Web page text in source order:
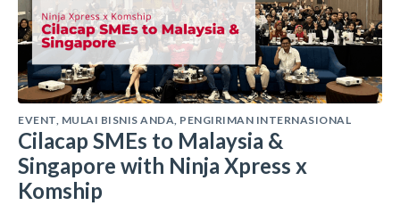
EVENT, MULAI BISNIS ANDA, PENGIRIMAN INTERNASIONAL
Cilacap SMEs to Malaysia &
Singapore with Ninja Xpress x
Komship